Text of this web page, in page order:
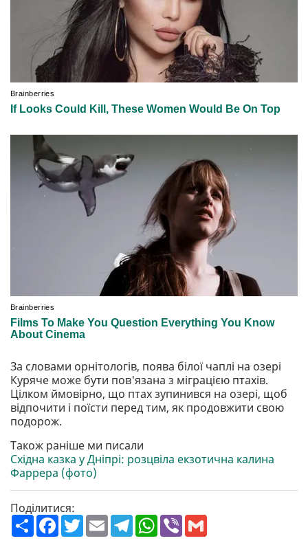
За словами орнітологів, поява білої чаплі на озері
Куряче може бути пов'язана з міграцією птахів.
Цілком ймовірно, що птах зупинився на озері, щоб
відпочити і поїсти перед тим, як продовжити свою
подорож.
Також раніше ми писали
Східна казка у Дніпрі: розцвіла екзотична калина
Фаррера (фото)
Поділитися:
П
о
F
a
T
w
E
m
T
e
W
h
V